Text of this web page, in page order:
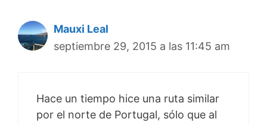
Mauxi Leal
septiembre 29, 2015 a las 11:45 am
Hace un tiempo hice una ruta similar
por el norte de Portugal, sólo que al